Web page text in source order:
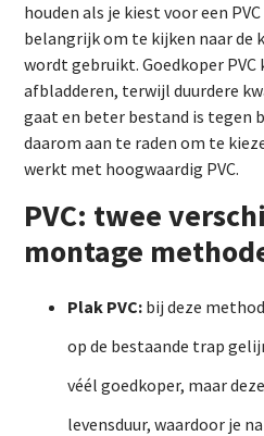
houden als je kiest voor een
belangrijk om te kijken naar de
wordt gebruikt. Goedkoper
afbladderen, terwijl duurdere
gaat en beter bestand is tegen
daarom aan te raden om te
werkt met hoogwaardig PVC.
PVC: twee
montage
Plak PVC: bij deze
op de bestaande trap
véél goedkoper, maar
levensduur, waardoor je